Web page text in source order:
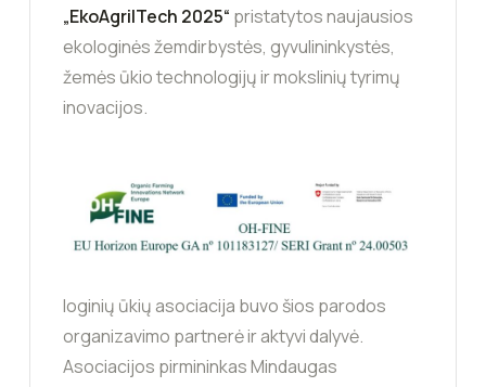
„EkoAgriITech 2025“ pristatytos naujausios
ekologinės žemdirbystės, gyvulininkystės,
žemės ūkio technologijų ir mokslinių tyrimų
inovacijos.
loginių ūkių asociacija buvo šios parodos
organizavimo partnerė ir aktyvi dalyvė.
Asociacijos pirmininkas Mindaugas